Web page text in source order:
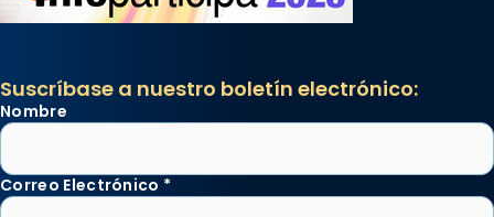
Suscríbase a nuestro boletín electrónico:
Nombre
Correo Electrónico *